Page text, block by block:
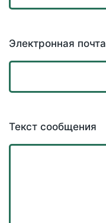
Электронная почта
Текст сообщения